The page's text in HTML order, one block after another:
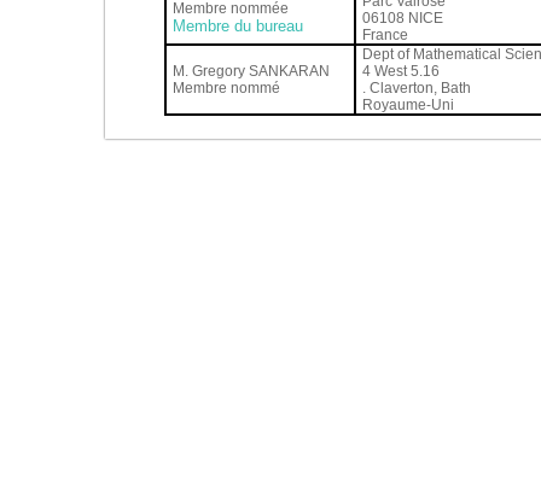
Membre nommée
Membre du bureau
06108 NICE
France
M. Gregory SANKARAN
Membre nommé
Dept of Mathematical
4 West 5.16
. Claverton, Bath
Royaume-Uni